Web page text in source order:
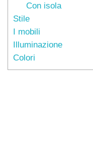
Con isola
Stile
I mobili
Illuminazione
Colori